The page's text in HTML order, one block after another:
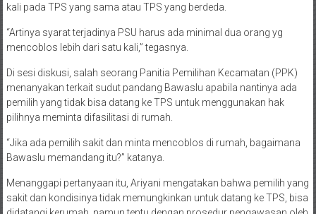
kali pada TPS yang sama atau TPS yang berdeda.
“Artinya syarat terjadinya PSU harus ada minimal dua orang yg
mencoblos lebih dari satu kali,” tegasnya.
Di sesi diskusi, salah seorang Panitia Pemilihan Kecamatan (PPK)
menanyakan terkait sudut pandang Bawaslu apabila nantinya ada
pemilih yang tidak bisa datang ke TPS untuk menggunakan hak
pilihnya meminta difasilitasi di rumah.
“Jika ada pemilih sakit dan minta mencoblos di rumah, bagaimana
Bawaslu memandang itu?” katanya.
Menanggapi pertanyaan itu, Ariyani mengatakan bahwa pemilih yang
sakit dan kondisinya tidak memungkinkan untuk datang ke TPS, bisa